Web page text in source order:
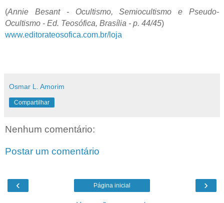
(Annie Besant - Ocultismo, Semiocultismo e Pseudo-
Ocultismo - Ed. Teosófica, Brasília - p. 44/45)
www.editorateosofica.com.br/loja
Osmar L. Amorim
Compartilhar
Nenhum comentário:
Postar um comentário
‹ ›
Página inicial